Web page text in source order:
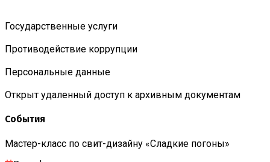
Государственные услуги
Противодействие коррупции
Персональные данные
Открыт удаленный доступ к архивным документам
События
Мастер-класс по свит-дизайну «Сладкие погоны»